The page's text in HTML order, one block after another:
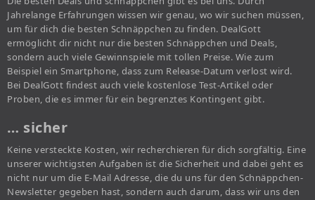
Jahrelange Erfahrungen wissen wir genau, wo wir suchen müssen,
um für dich die besten Schnäppchen zu finden. DealGott
ermöglicht dir nicht nur die besten Schnäppchen und Deals,
sondern auch viele Gewinnspiele mit tollen Preise. Wie zum
Beispiel ein Smartphone, dass zum Release-Datum verlost wird.
Bei DealGott findest auch viele kostenlose Test-Artikel oder
Proben, die es immer für ein begrenztes Kontingent gibt.
… sicher
Keine versteckte Kosten, wir recherchieren für dich sorgfältig. Eine
unserer wichtigsten Aufgaben ist die Sicherheit und dabei geht es
nicht nur um die E-Mail Adresse, die du uns für den Schnäppchen-
Newsletter gegeben hast, sondern auch darum, dass wir uns den